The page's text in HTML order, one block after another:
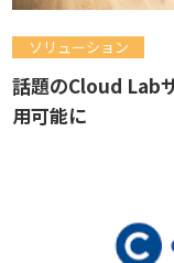
ソリューション
話題のCloud Lab
用可能に